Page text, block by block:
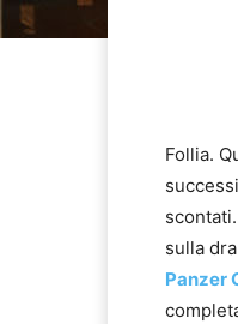
Follia.
sulla
Panzer